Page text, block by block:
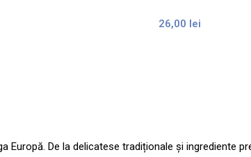
26,00 lei
De la delicatese tradiționale și ingrediente